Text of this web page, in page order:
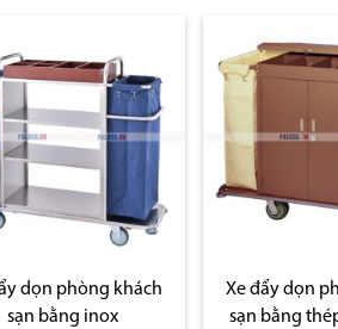
dọn phòng khách
bằng thép phun sơn
Xe dọn
vải